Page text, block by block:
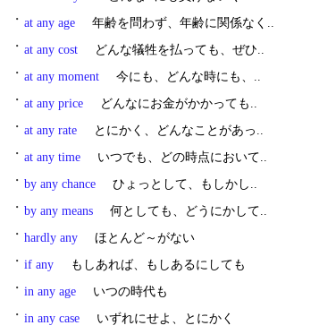
・ at any age
年齢を問わず、年齢に関係なく..
・ at any cost
どんな犠牲を払っても、ぜひ..
・ at any moment
今にも、どんな時にも、..
・ at any price
どんなにお金がかかっても..
・ at any rate
とにかく、どんなことがあっ..
・ at any time
いつでも、どの時点において..
・ by any chance
ひょっとして、もしかし..
・ by any means
何としても、どうにかして..
・ hardly any
ほとんど～がない
・ if any
もしあれば、もしあるにしても
・ in any age
いつの時代も
・ in any case
いずれにせよ、とにかく